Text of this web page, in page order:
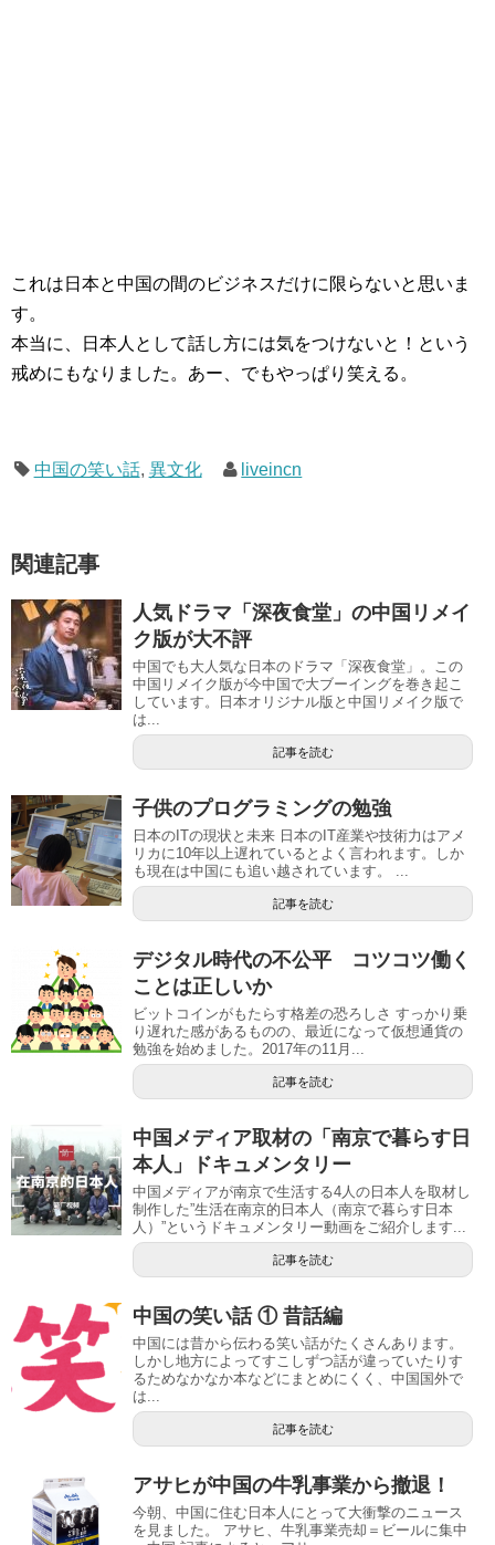
これは日本と中国の間のビジネスだけに限らないと思いま
す。
本当に、日本人として話し方には気をつけないと！という
戒めにもなりました。あー、でもやっぱり笑える。
中国の笑い話, 異文化 liveincn
関連記事
人気ドラマ「深夜食堂」の中国リメイ
ク版が大不評
中国でも大人気な日本のドラマ「深夜食堂」。この
中国リメイク版が今中国で大ブーイングを巻き起こ
しています。日本オリジナル版と中国リメイク版で
は...
記事を読む
子供のプログラミングの勉強
日本のITの現状と未来 日本のIT産業や技術力はアメ
リカに10年以上遅れているとよく言われます。しか
も現在は中国にも追い越されています。 ...
記事を読む
デジタル時代の不公平 コツコツ働く
ことは正しいか
ビットコインがもたらす格差の恐ろしさ すっかり乗
り遅れた感があるものの、最近になって仮想通貨の
勉強を始めました。2017年の11月...
記事を読む
中国メディア取材の「南京で暮らす日
本人」ドキュメンタリー
中国メディアが南京で生活する4人の日本人を取材し
制作した”生活在南京的日本人（南京で暮らす日本
人）”というドキュメンタリー動画をご紹介します...
記事を読む
中国の笑い話 ① 昔話編
中国には昔から伝わる笑い話がたくさんあります。
しかし地方によってすこしずつ話が違っていたりす
るためなかなか本などにまとめにくく、中国国外で
は...
記事を読む
アサヒが中国の牛乳事業から撤退！
今朝、中国に住む日本人にとって大衝撃のニュース
を見ました。 アサヒ、牛乳事業売却＝ビールに集中